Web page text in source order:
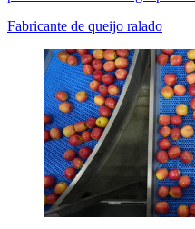
Fabricante de queijo ralado